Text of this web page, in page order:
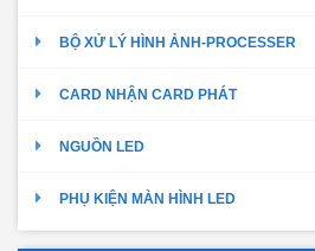
BỘ XỬ LÝ HÌNH ẢNH-PROCESSER
CARD NHẬN CARD PHÁT
NGUỒN LED
PHỤ KIỆN MÀN HÌNH LED